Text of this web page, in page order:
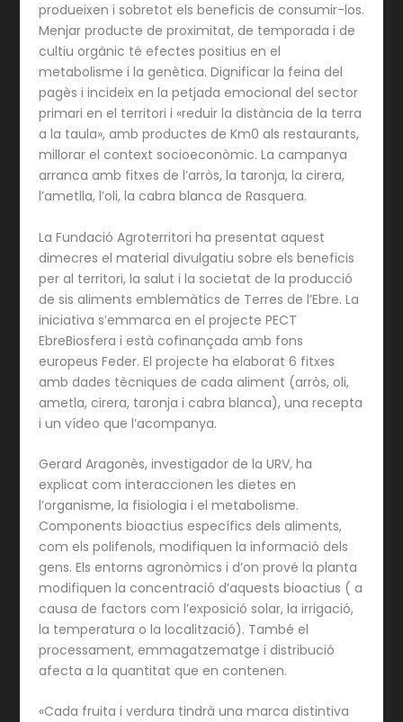
produeixen i sobretot els beneficis de consumir-los.
Menjar producte de proximitat, de temporada i de
cultiu orgànic té efectes positius en el
metabolisme i la genètica. Dignificar la feina del
pagès i incideix en la petjada emocional del sector
primari en el territori i «reduir la distància de la terra
a la taula», amb productes de Km0 als restaurants,
millorar el context socioeconòmic. La campanya
arranca amb fitxes de l’arròs, la taronja, la cirera,
l’ametlla, l’oli, la cabra blanca de Rasquera.
La Fundació Agroterritori ha presentat aquest
dimecres el material divulgatiu sobre els beneficis
per al territori, la salut i la societat de la producció
de sis aliments emblemàtics de Terres de l’Ebre. La
iniciativa s’emmarca en el projecte PECT
EbreBiosfera i està cofinançada amb fons
europeus Feder. El projecte ha elaborat 6 fitxes
amb dades tècniques de cada aliment (arròs, oli,
ametla, cirera, taronja i cabra blanca), una recepta
i un vídeo que l’acompanya.
Gerard Aragonès, investigador de la URV, ha
explicat com interaccionen les dietes en
l’organisme, la fisiologia i el metabolisme.
Components bioactius específics dels aliments,
com els polifenols, modifiquen la informació dels
gens. Els entorns agronòmics i d’on prové la planta
modifiquen la concentració d’aquests bioactius ( a
causa de factors com l’exposició solar, la irrigació,
la temperatura o la localització). També el
processament, emmagatzematge i distribució
afecta a la quantitat que en contenen.
«Cada fruita i verdura tindrà una marca distintiva